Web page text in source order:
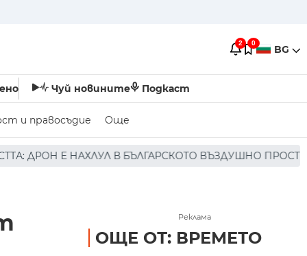
2 0 BG
Чуй новините Подкаст
и правосъдие Още
ВЪЗДУШНО ПРОСТРАНСТВО * * * НЯМА
Реклама
ОЩЕ ОТ: ВРЕМЕТО